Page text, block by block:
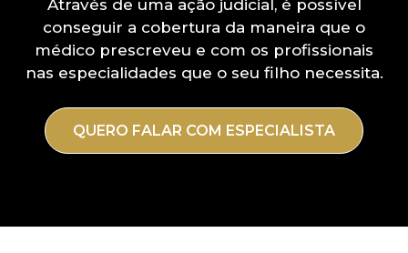
Através de uma ação judicial, é possível
conseguir a cobertura da maneira que o
médico prescreveu e com os profissionais
nas especialidades que o seu filho necessita.
QUERO FALAR COM ESPECIALISTA